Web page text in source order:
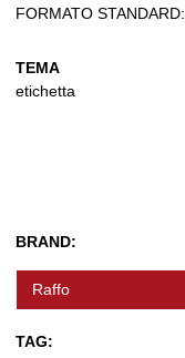
FORMATO STANDARD:
TEMA
etichetta
BRAND:
Raffo
TAG: